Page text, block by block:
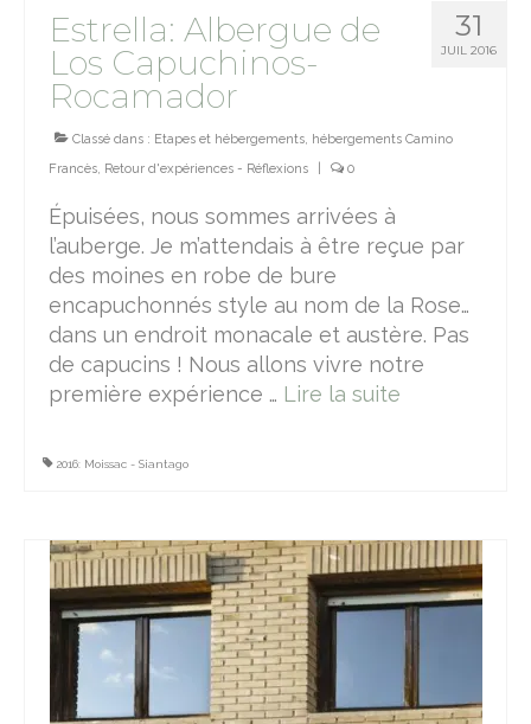
31
JUIL 2016
Estrella: Albergue de
Los Capuchinos-
Rocamador
Classé dans : Etapes et hébergements, hébergements Camino
Francès, Retour d'expériences - Réflexions 0
Épuisées, nous sommes arrivées à
l’auberge. Je m’attendais à être reçue par
des moines en robe de bure
encapuchonnés style au nom de la Rose…
dans un endroit monacale et austère. Pas
de capucins ! Nous allons vivre notre
première expérience … Lire la suite­­
2016: Moissac - Siantago